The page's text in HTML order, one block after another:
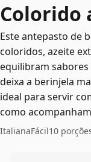
Colorido
Este antepasto de
coloridos, azeite
equilibram
deixa a berinjela
ideal para servir
como
ItalianaFácil10